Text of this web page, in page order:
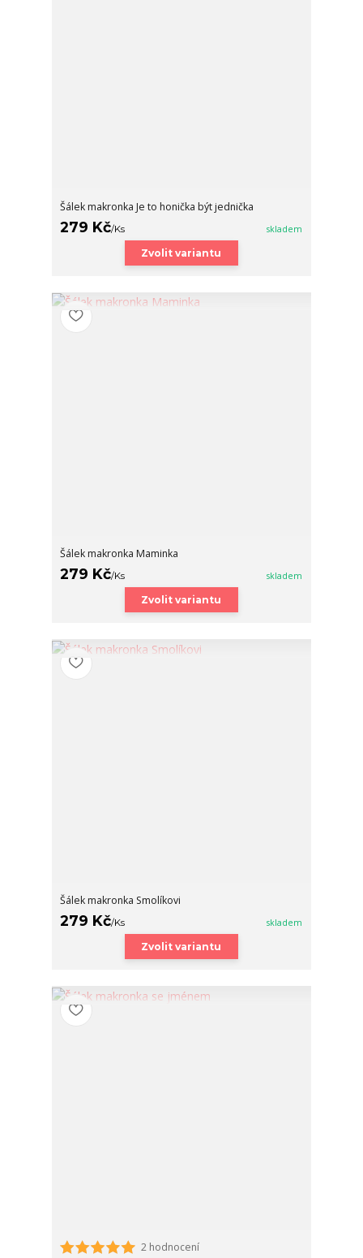
Šálek makronka Je to honička být jednička
279 Kč/Ks skladem
Zvolit variantu
Šálek makronka Maminka
279 Kč/Ks skladem
Zvolit variantu
Šálek makronka Smolíkovi
279 Kč/Ks skladem
Zvolit variantu
2 hodnocení